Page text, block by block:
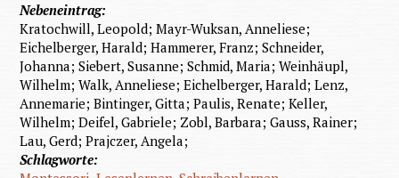
Nebeneintrag:
Kratochwill, Leopold; Mayr-Wuksan, Anneliese;
Eichelberger, Harald; Hammerer, Franz; Schneider,
Johanna; Siebert, Susanne; Schmid, Maria; Weinhäupl,
Wilhelm; Walk, Anneliese; Eichelberger, Harald; Lenz,
Annemarie; Bintinger, Gitta; Paulis, Renate; Keller,
Wilhelm; Deifel, Gabriele; Zobl, Barbara; Gauss, Rainer;
Lau, Gerd; Prajczer, Angela;
Schlagworte: